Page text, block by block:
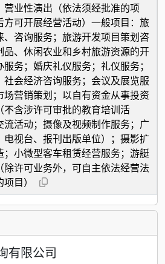
业性演出（依法须经批准的项
方可开展经营活动）一般项目：旅
咨询服务；旅游开发项目策划咨
、休闲农业和乡村旅游资源的开
务；婚庆礼仪服务；礼仪服务；
会经济咨询服务；会议及展览服
营销策划；以自有资金从事投资
含涉许可审批的教育培训活
活动；摄像及视频制作服务；广
电视台、报刊出版单位）；摄影扩
；小微型客车租赁经营服务；游艇
许可业务外，可自主依法经营法
目）
有限公司